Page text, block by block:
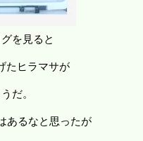
を見ると
たヒラマサが
だ。
あるなと思ったが